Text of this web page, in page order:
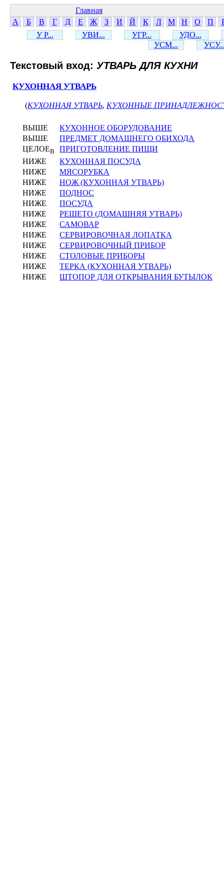
Главная
А
Б В Г Д Е Ж З И Й К Л М Н О П
У Р...
УВИ... УГР...
УДО...
УСМ...
Текстовый вход: УТВАРЬ ДЛЯ КУХНИ
КУХОННАЯ УТВАРЬ
(КУХОННАЯ УТВАРЬ, КУХОННЫЕ
ВЫШЕ
КУХОННОЕ ОБОРУДОВАНИЕ
ВЫШЕ
ПРЕДМЕТ ДОМАШНЕГО ОБИХОДА
ЦЕЛОЕВ
ПРИГОТОВЛЕНИЕ ПИЩИ
НИЖЕ
КУХОННАЯ ПОСУДА
НИЖЕ
МЯСОРУБКА
НИЖЕ
НОЖ (КУХОННАЯ УТВАРЬ)
НИЖЕ
ПОДНОС
НИЖЕ
ПОСУДА
НИЖЕ
РЕШЕТО (ДОМАШНЯЯ УТВАРЬ)
НИЖЕ
САМОВАР
НИЖЕ
СЕРВИРОВОЧНАЯ ЛОПАТКА
НИЖЕ
СЕРВИРОВОЧНЫЙ ПРИБОР
НИЖЕ
СТОЛОВЫЕ ПРИБОРЫ
НИЖЕ
ТЕРКА (КУХОННАЯ УТВАРЬ)
НИЖЕ
ШТОПОР ДЛЯ ОТКРЫВАНИЯ БУТЫЛОК